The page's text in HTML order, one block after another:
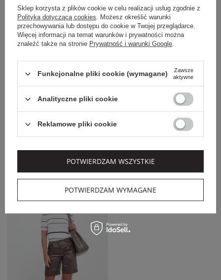
TWINSET MILANO
SZORTY DAMSKIE Z
MOTYWEM CZEREŚNI
TWINSET
869,00 PLN
-20%
TWINSET MILANO
SZORTY DAMSKIE
LNIANE TWINSET
ACTITUDE
729,00 PLN
583,20 PLN
Sklep korzysta z plików cookie w celu realizacji usług zgodnie z
Polityką dotyczącą cookies. Możesz określić warunki
przechowywania lub dostępu do cookie w Twojej przeglądarce.
Więcej informacji na temat warunków i prywatności można
znaleźć także na stronie Prywatność i warunki Google.
Funkcjonalne pliki cookie (wymagane)
Zawsze
aktywne
Analityczne pliki cookie
Reklamowe pliki cookie
POTWIERDZAM WYMAGANE
POTWIERDZAM WSZYSTKIE